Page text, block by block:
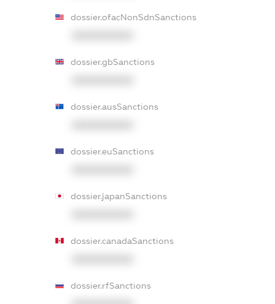
dossier.ofacNonSdnSanctions
dossier.gbSanctions
dossier.ausSanctions
dossier.euSanctions
dossier.japanSanctions
dossier.canadaSanctions
dossier.rfSanctions